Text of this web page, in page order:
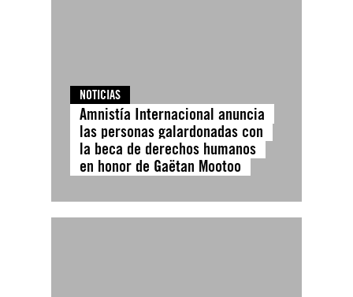
NOTICIAS
Amnistía Internacional anuncia
las personas galardonadas con
la beca de derechos humanos
en honor de Gaëtan Mootoo